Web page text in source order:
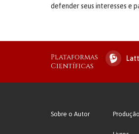
defender seus interesses e
Plataformas
Científicas
Sobre o Autor Produção